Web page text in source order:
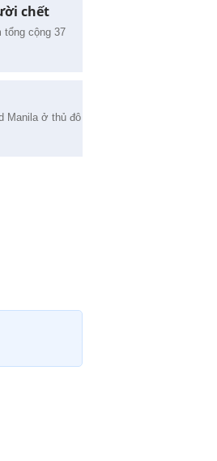
chết
tổng cộng 37
Manila ở thủ đô